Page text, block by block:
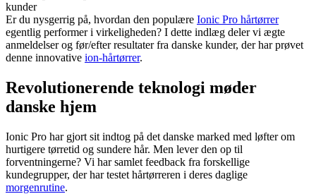
Er du nysgerrig på, hvordan den populære Ionic Pro hårtørrer
egentlig performer i virkeligheden? I dette indlæg deler vi ægte
anmeldelser og før/efter resultater fra danske kunder, der har prøvet
denne innovative ion-hårtørrer.
Revolutionerende teknologi møder
danske hjem
Ionic Pro har gjort sit indtog på det danske marked med løfter om
hurtigere tørretid og sundere hår. Men lever den op til
forventningerne? Vi har samlet feedback fra forskellige
kundegrupper, der har testet hårtørreren i deres daglige
morgenrutine.